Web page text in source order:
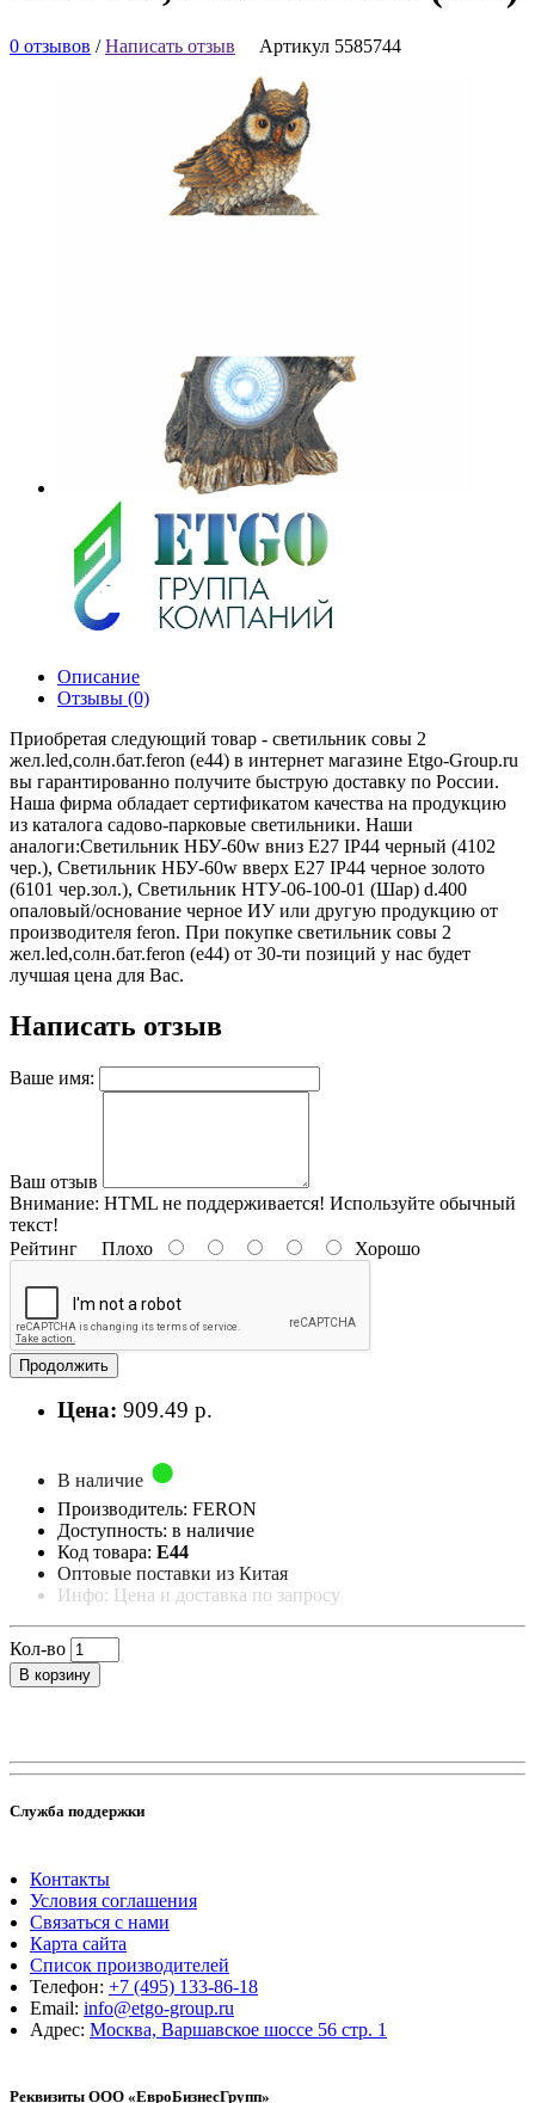
0 отзывов /Написать отзыв Артикул 5585744
Описание
Отзывы (0)
Приобретая следующий товар - светильник совы 2
жел.led,солн.бат.feron (e44) в интернет магазине Etgo-Group.ru
вы гарантированно получите быструю доставку по России.
Наша фирма обладает сертификатом качества на продукцию
из каталога садово-парковые светильники. Наши
аналоги:Светильник НБУ-60w вниз Е27 IP44 черный (4102
чер.), Светильник НБУ-60w вверх Е27 IP44 черное золото
(6101 чер.зол.), Светильник НТУ-06-100-01 (Шар) d.400
опаловый/основание черное ИУ или другую продукцию от
производителя feron. При покупке светильник совы 2
жел.led,солн.бат.feron (e44) от 30-ти позиций у нас будет
лучшая цена для Вас.
Написать отзыв
Ваше имя:
Ваш отзыв
Внимание: HTML не поддерживается! Используйте обычный
текст!
Рейтинг Плохо Хорошо
Продолжить
Цена: 909.49 р.
В наличие
Производитель: FERON
Доступность: в наличие
Код товара: E44
Оптовые поставки из Китая
Инфо: Цена и доставка по запросу
Кол-во
В корзину
Служба поддержки
Контакты
Условия соглашения
Связаться с нами
Карта сайта
Список производителей
Телефон: +7 (495) 133-86-18
Email: info@etgo-group.ru
Адрес: Москва, Варшавское шоссе 56 стр. 1
Реквизиты ООО «ЕвроБизнесГрупп»